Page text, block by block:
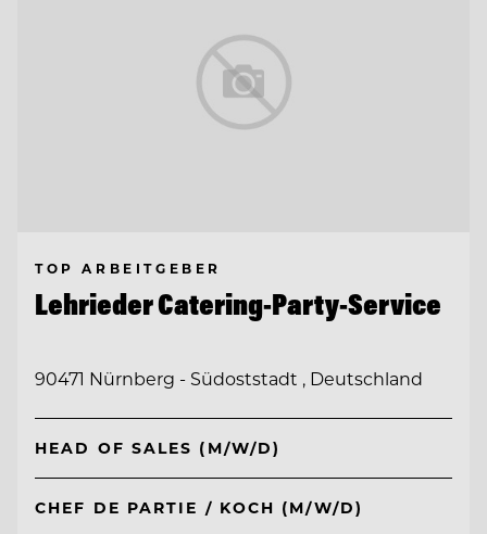
TOP ARBEITGEBER
Lehrieder Catering-Party-Service
90471 Nürnberg - Südoststadt , Deutschland
HEAD OF SALES (M/W/D)
CHEF DE PARTIE / KOCH (M/W/D)